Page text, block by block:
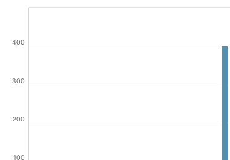
100
200
300
400